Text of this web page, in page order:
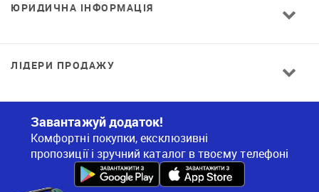
ЮРИДИЧНА ІНФОРМАЦІЯ
ЛІДЕРИ ПРОДАЖУ
Завантажуй додаток!
Комфортні покупки, ексклюзивні
пропозиції і зручний каталог в твоєму телефоні